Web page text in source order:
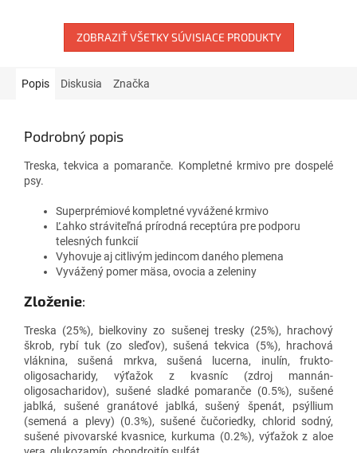
ZOBRAZIŤ VŠETKY SÚVISIACE PRODUKTY
Popis Diskusia Značka
Podrobný popis
Treska, tekvica a pomaranče. Kompletné krmivo pre dospelé
psy.
Superprémiové kompletné vyvážené krmivo
Ľahko stráviteľná prírodná receptúra pre podporu
telesných funkcií
Vyhovuje aj citlivým jedincom daného plemena
Vyvážený pomer mäsa, ovocia a zeleniny
Zloženie:
Treska (25%), bielkoviny zo sušenej tresky (25%), hrachový
škrob, rybí tuk (zo sleďov), sušená tekvica (5%), hrachová
vláknina, sušená mrkva, sušená lucerna, inulín, frukto-
oligosacharidy, výťažok z kvasníc (zdroj mannán-
oligosacharidov), sušené sladké pomaranče (0.5%), sušené
jablká, sušené granátové jablká, sušený špenát, psýllium
(semená a plevy) (0.3%), sušené čučoriedky, chlorid sodný,
sušené pivovarské kvasnice, kurkuma (0.2%), výťažok z aloe